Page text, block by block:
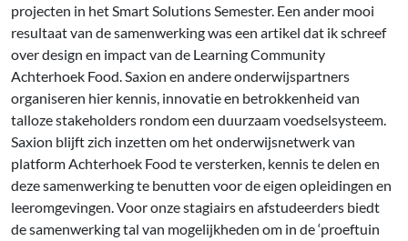
projecten in het Smart Solutions Semester. Een ander mooi
resultaat van de samenwerking was een artikel dat ik schreef
over design en impact van de Learning Community
Achterhoek Food. Saxion en andere onderwijspartners
organiseren hier kennis, innovatie en betrokkenheid van
talloze stakeholders rondom een duurzaam voedselsysteem.
Saxion blijft zich inzetten om het onderwijsnetwerk van
platform Achterhoek Food te versterken, kennis te delen en
deze samenwerking te benutten voor de eigen opleidingen en
leeromgevingen. Voor onze stagiairs en afstudeerders biedt
de samenwerking tal van mogelijkheden om in de ‘proeftuin